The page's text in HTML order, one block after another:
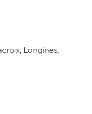
Longines,